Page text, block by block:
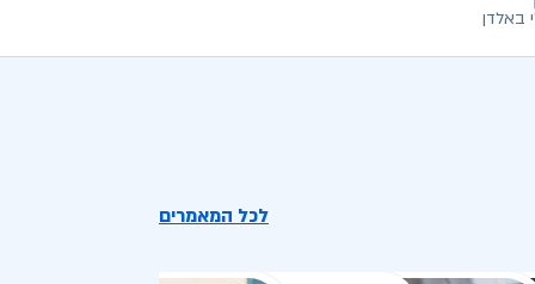
באלדן
לכל המאמרים